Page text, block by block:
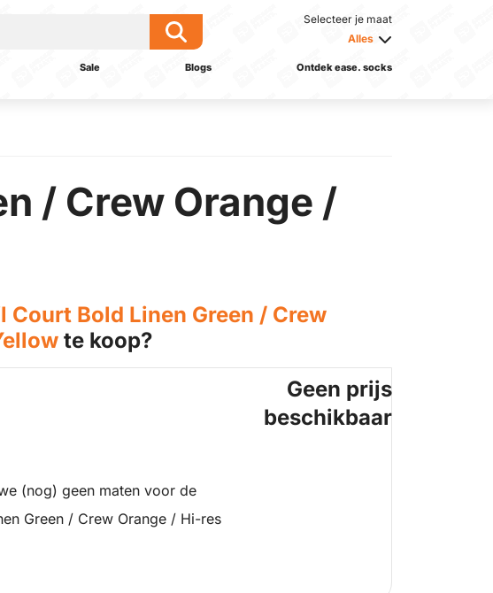
Selecteer je maat
Alles
Sale Blogs Ontdek ease. socks
/ Crew Orange /
Court Bold Linen Green / Crew
te koop?
(nog) geen maten voor de
Green / Crew Orange / Hi-res
Geen prijs
beschikbaar